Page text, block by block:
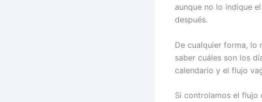
aunque no lo indique
después.
De cualquier forma, lo
saber cuáles son los
calendario y el flujo
Si controlamos el flujo